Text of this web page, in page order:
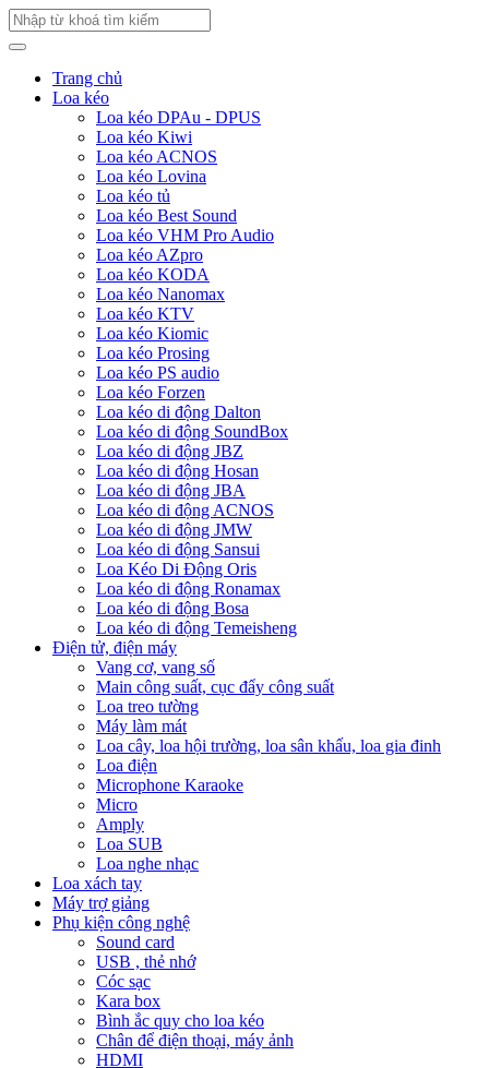
Trang chủ
Loa kéo
Loa kéo DPAu - DPUS
Loa kéo Kiwi
Loa kéo ACNOS
Loa kéo Lovina
Loa kéo tủ
Loa kéo Best Sound
Loa kéo VHM Pro Audio
Loa kéo AZpro
Loa kéo KODA
Loa kéo Nanomax
Loa kéo KTV
Loa kéo Kiomic
Loa kéo Prosing
Loa kéo PS audio
Loa kéo Forzen
Loa kéo di động Dalton
Loa kéo di động SoundBox
Loa kéo di động JBZ
Loa kéo di động Hosan
Loa kéo di động JBA
Loa kéo di động ACNOS
Loa kéo di động JMW
Loa kéo di động Sansui
Loa Kéo Di Động Oris
Loa kéo di động Ronamax
Loa kéo di động Bosa
Loa kéo di động Temeisheng
Điện tử, điện máy
Vang cơ, vang số
Main công suất, cục đẩy công suất
Loa treo tường
Máy làm mát
Loa cây, loa hội trường, loa sân khấu, loa gia đinh
Loa điện
Microphone Karaoke
Micro
Amply
Loa SUB
Loa nghe nhạc
Loa xách tay
Máy trợ giảng
Phụ kiện công nghệ
Sound card
USB , thẻ nhớ
Cóc sạc
Kara box
Bình ắc quy cho loa kéo
Chân để điện thoại, máy ảnh
HDMI